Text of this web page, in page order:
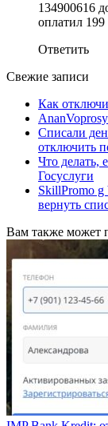
134900616
оплатил 199
Ответить
Свежие записи
Как
Списали
отключить
Что делать,
Госуслуги
SkillPromo g
вернуть
Вам также может